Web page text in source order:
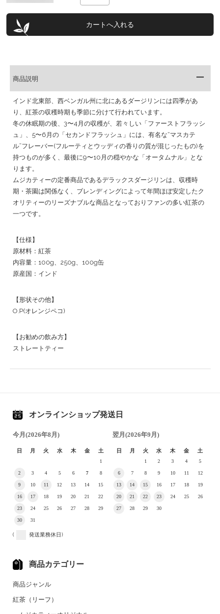
商品説明
インド北東部、西ベンガル州に北にあるダージリンには四季があ
り、紅茶の収穫時期も季節に分けて行われています。
冬の休眠期の後、3〜4月の収穫が、若々しい「ファーストフラッシ
ュ」、5〜6月の「セカンドフラッシュ」には、有名な“マスカテ
ル”フレーバー(フルーティとウッディの香りの質が混じったもの)を
持つものが多く、最後に9〜10月の穏やかな「オータムナル」とな
ります。
ムジカティーの定番商品であるデラックスダージリンは、収穫時
期・茶園は関係なく、ブレンディングによって年間ほぼ安定したク
オリティーのリーズナブルな商品となっておりファンの多い紅茶の
一つです。
【仕様】
原材料：紅茶
内容量：100g、250g、100g缶
原産国：インド
【形状その他】
O.P(オレンジペコ)
【お勧めの飲み方】
ストレートティー
オンラインショップ発送日
今月(2026年8月)
日 月 火 水 木 金 土
1
2 3 4 5 6 7 8
9 10 11 12 13 14 15
16 17 18 19 20 21 22
23 24 25 26 27 28 29
30 31
翌月(2026年9月)
日 月 火 水 木 金 土
1 2 3 4 5
6 7 8 9 10 11 12
13 14 15 16 17 18 19
20 21 22 23 24 25 26
27 28 29 30
( 発送業務休日)
商品カテゴリー
商品ジャンル
紅茶（リーフ）